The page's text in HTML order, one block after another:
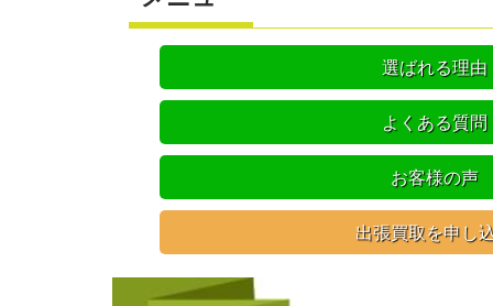
選ばれる理由
よくある質問
お客様の声
出張買取を申し